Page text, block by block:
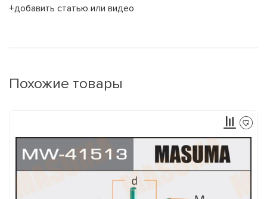
+добавить статью или видео
Похожие товары